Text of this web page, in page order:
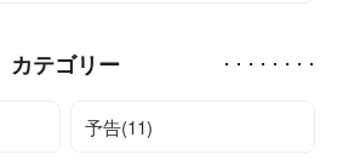
カテゴリー
予告(11)